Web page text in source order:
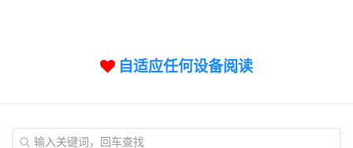
自适应任何设备阅读